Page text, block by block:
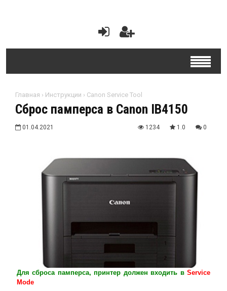
Главная › Инструкции › Canon Service Tool
Сброс памперса в Canon IB4150
01.04.2021 1234 1.0 0
Для сброса памперса, принтер должен входить в Service
Mode